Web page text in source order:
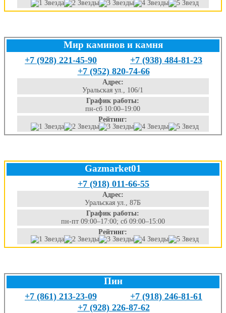
Мир каминов и камня
+7 (928) 221-45-90
+7 (938) 484-81-23
+7 (952) 820-74-66
Адрес:
Уральская ул., 106/1
График работы:
пн-сб 10:00–19:00
Рейтинг:
Gazmarket01
+7 (918) 011-66-55
Адрес:
Уральская ул., 87Б
График работы:
пн-пт 09:00–17:00; сб 09:00–15:00
Рейтинг:
Пин
+7 (861) 213-23-09
+7 (918) 246-81-61
+7 (928) 226-87-62